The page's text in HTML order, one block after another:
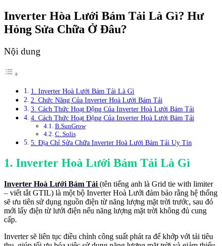
Inverter Hòa Lưới Bám Tải Là Gì? Hư
Hỏng Sửa Chữa Ở Đâu?
Nội dung
1. Inverter Hoà Lưới Bám Tải Là Gì
2. Chức Năng Của Inverter Hoà Lưới Bám Tải
3. Cách Thức Hoạt Động Của Inverter Hoà Lưới Bám Tải
4. Cách Thức Hoạt Động Của Inverter Hoà Lưới Bám Tải
B.SunGrow
C. Solis
5. Địa Chỉ Sửa Chữa Inverter Hoà Lưới Bám Tải Uy Tín
1. Inverter Hoà Lưới Bám Tải Là Gì
Inverter Hoà Lưới Bám Tải (tên tiếng anh là Grid tie with limiter
– viết tắt GTIL) là một bộ Inverter Hoà Lưới đảm bảo rằng hệ thống
sẽ ưu tiên sử dụng nguồn điện từ năng lượng mặt trời trước, sau đó
mới lấy điện từ lưới điện nếu năng lượng mặt trời không đủ cung
cấp.
Inverter sẽ liên tục điều chỉnh công suất phát ra để khớp với tải tiêu